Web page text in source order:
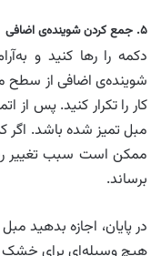
۵. جمع کردن شوینده‌ی اضافی
دکمه را رها کنید و
شوینده‌ی اضافی از سطح
کار را تکرار کنید. پس از
مبل تمیز شده باشد. اگر
ممکن است سبب تغییر
برساند.
در پایان، اجازه بدهید